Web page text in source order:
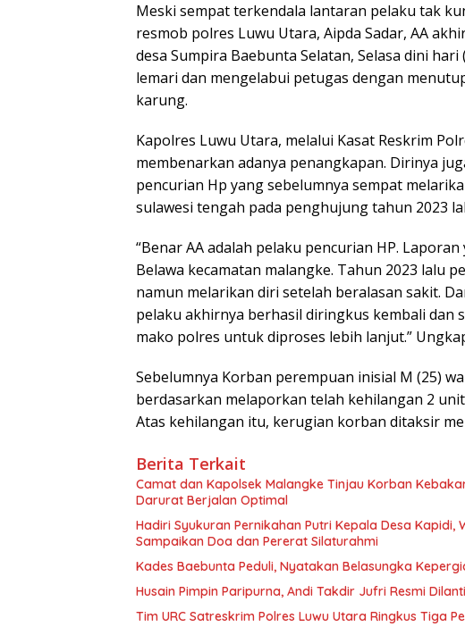
Meski sempat terkendala lantaran pelaku tak
resmob polres Luwu Utara, Aipda Sadar, AA
desa Sumpira Baebunta Selatan, Selasa dini
lemari dan mengelabui petugas dengan
karung.
Kapolres Luwu Utara, melalui Kasat Reskrim
membenarkan adanya penangkapan. Dirinya
pencurian Hp yang sebelumnya sempat
sulawesi tengah pada penghujung tahun 2023
“Benar AA adalah pelaku pencurian HP.
Belawa kecamatan malangke. Tahun 2023 lalu
namun melarikan diri setelah beralasan sakit.
pelaku akhirnya berhasil diringkus kembali dan
mako polres untuk diproses lebih lanjut.”
Sebelumnya Korban perempuan inisial M (25)
berdasarkan melaporkan telah kehilangan 2
Atas kehilangan itu, kerugian korban ditaksir
Berita Terkait
Camat dan Kapolsek Malangke Tinjau Korban
Darurat Berjalan Optimal
Hadiri Syukuran Pernikahan Putri Kepala Desa Kapidi,
Sampaikan Doa dan Pererat Silaturahmi
Kades Baebunta Peduli, Nyatakan Belasungka
Husain Pimpin Paripurna, Andi Takdir Jufri Resmi
Tim URC Satreskrim Polres Luwu Utara Ringkus Tiga